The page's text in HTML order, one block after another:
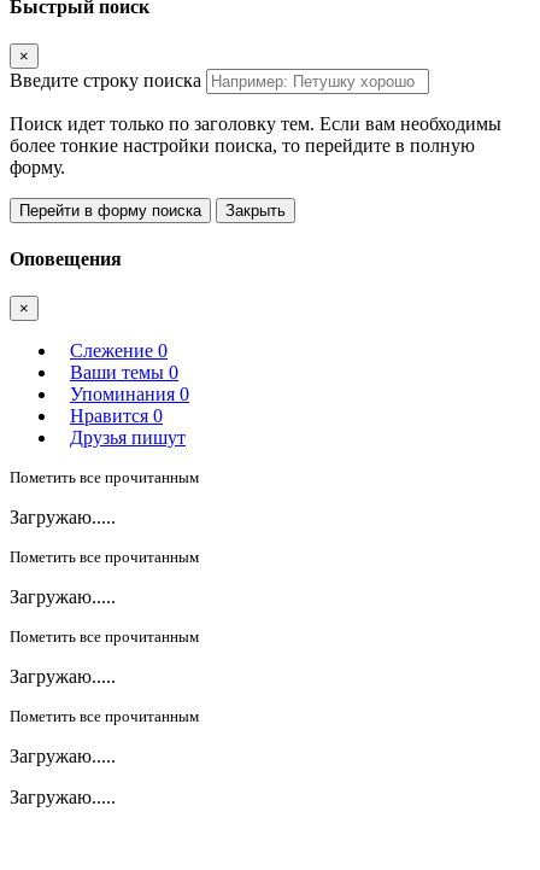
Быстрый поиск
×
Введите строку поиска
Поиск идет только по заголовку тем. Если вам необходимы
более тонкие настройки поиска, то перейдите в полную
форму.
Перейти в форму поиска Закрыть
Оповещения
×
Слежение 0
Ваши темы 0
Упоминания 0
Нравится 0
Друзья пишут
Пометить все прочитанным
Загружаю.....
Пометить все прочитанным
Загружаю.....
Пометить все прочитанным
Загружаю.....
Пометить все прочитанным
Загружаю.....
Загружаю.....